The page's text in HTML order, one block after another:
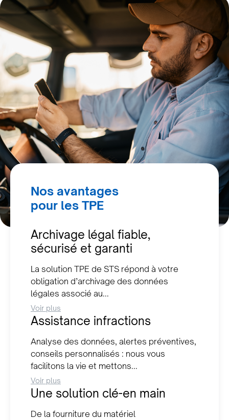
Nos avantages
pour les TPE
Archivage légal fiable,
sécurisé et garanti
La solution TPE de STS répond à votre
obligation d’archivage des données
légales associé au...
Voir plus
Assistance infractions
Analyse des données, alertes préventives,
conseils personnalisés : nous vous
facilitons la vie et mettons...
Voir plus
Une solution clé-en main
De la fourniture du matériel